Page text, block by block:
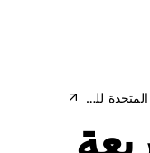
موجز سوق DSCR في الولايات المتحدة للمقترضين: يونيو 2026